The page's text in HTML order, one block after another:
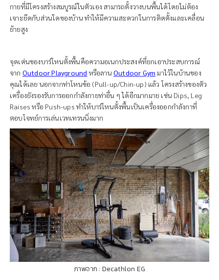
กายที่มีโครงสร้างสมบูรณ์ในตัวเอง สามารถตั้งวางบนพื้นได้โดยไม่ต้อง
เจาะยึดกับส่วนใดของบ้าน ทำให้มีความสะดวกในการติดตั้งและเคลื่อน
ย้ายสูง
จุดเด่นของบาร์โหนตั้งพื้นคือความอเนกประสงค์ที่ยกเอาประสบการณ์
จาก Outdoor Playground หรือลานOutdoor Gym มาไว้ในบ้านของ
คุณได้เลย นอกจากท่าโหนข้อ (Pull-up/Chin-up) แล้ว โครงสร้างของตัว
เครื่องยังรองรับการออกกำลังกายท่าอื่น ๆ ได้อีกมากมาย เช่น Dips, Leg
Raises หรือ Push-ups ทำให้บาร์โหนตั้งพื้นเป็นเครื่องออกกำลังกาที่
ตอบโจทย์การเล่นเวทเทรนนิ่งมาก
ภาพจาก : Decathlon EG